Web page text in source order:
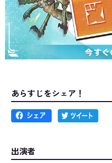
あらすじをシェア！
出演者